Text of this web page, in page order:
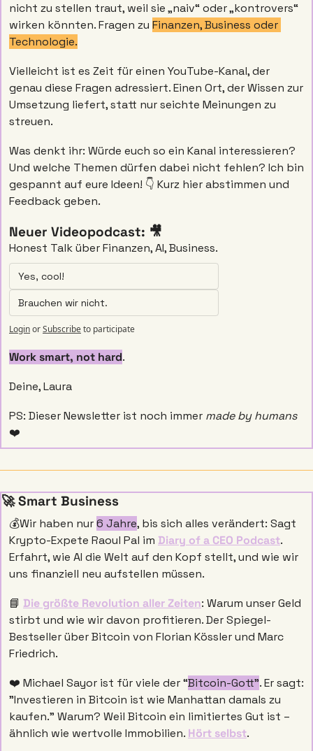
nicht zu stellen traut, weil sie „naiv“ oder „kontrovers“
wirken könnten. Fragen zu Finanzen, Business oder
Technologie.
Vielleicht ist es Zeit für einen YouTube-Kanal, der
genau diese Fragen adressiert. Einen Ort, der Wissen zur
Umsetzung liefert, statt nur seichte Meinungen zu
streuen.
Was denkt ihr: Würde euch so ein Kanal interessieren?
Und welche Themen dürfen dabei nicht fehlen? Ich bin
gespannt auf eure Ideen! 👇 Kurz hier abstimmen und
Feedback geben.
Neuer Videopodcast: 🎥
Honest Talk über Finanzen, AI, Business.
Yes, cool!
Brauchen wir nicht.
LoginorSubscribeto participate
Work smart, not hard.
Deine, Laura
PS: Dieser Newsletter ist noch immer made by humans
❤️
🚀 Smart Business
💰Wir haben nur 6 Jahre, bis sich alles verändert: Sagt
Krypto-Expete Raoul Pal im Diary of a CEO Podcast.
Erfahrt, wie AI die Welt auf den Kopf stellt, und wie wir
uns finanziell neu aufstellen müssen.
📘 Die größte Revolution aller Zeiten: Warum unser Geld
stirbt und wie wir davon profitieren. Der Spiegel-
Bestseller über Bitcoin von Florian Kössler und Marc
Friedrich.
❤️ Michael Sayor ist für viele der “Bitcoin-Gott”. Er sagt:
"Investieren in Bitcoin ist wie Manhattan damals zu
kaufen." Warum? Weil Bitcoin ein limitiertes Gut ist –
ähnlich wie wertvolle Immobilien. Hört selbst.